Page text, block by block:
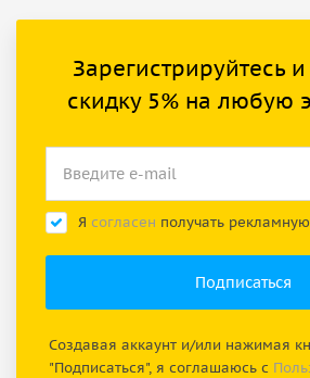
Зарегистрируйтесь
скидку 5% на любую
Я согласен получать
Создавая аккаунт и/или нажимая
"Подписаться", я соглашаюсь с